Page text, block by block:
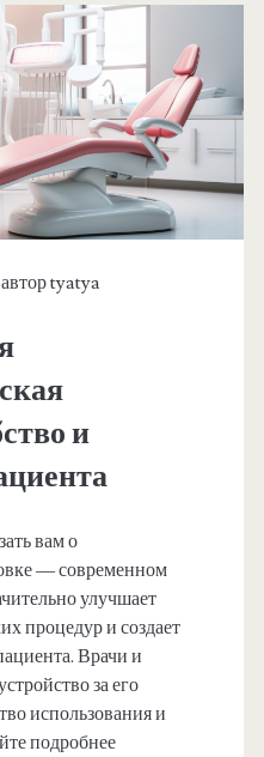
tyatya
и
вам о
— современном
улучшает
процедур и создает
Врачи и
за его
использования и
подробнее